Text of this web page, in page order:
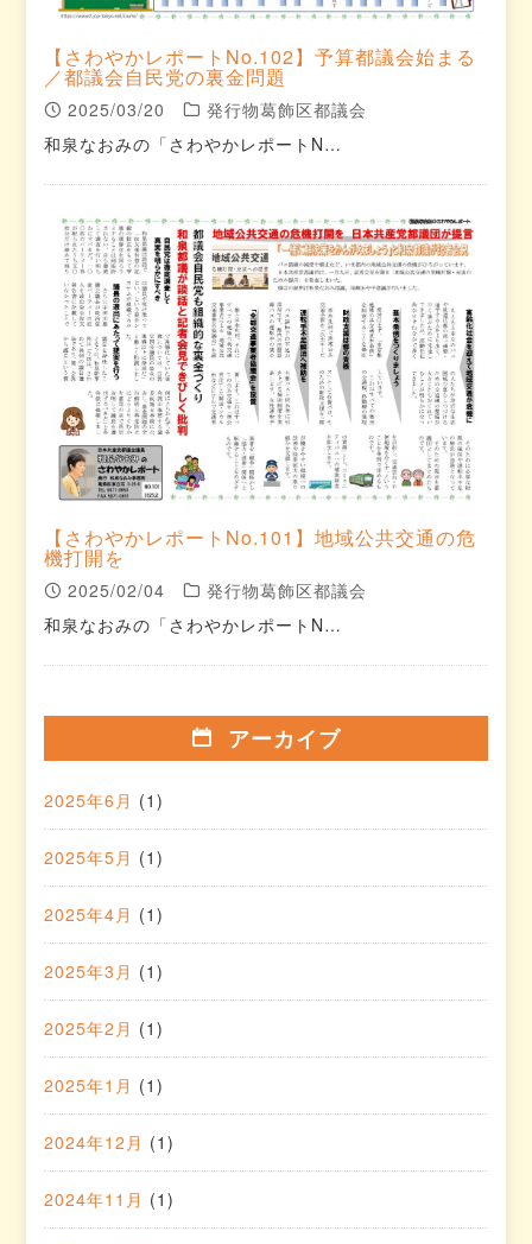
【さわやかレポートNo.102】予算都議会始まる
／都議会自民党の裏金問題
2025/03/20
発行物葛飾区都議会
和泉なおみの「さわやかレポートN…
【さわやかレポートNo.101】地域公共交通の危
機打開を
2025/02/04
発行物葛飾区都議会
和泉なおみの「さわやかレポートN…
アーカイブ
2025年6月 (1)
2025年5月 (1)
2025年4月 (1)
2025年3月 (1)
2025年2月 (1)
2025年1月 (1)
2024年12月 (1)
2024年11月 (1)